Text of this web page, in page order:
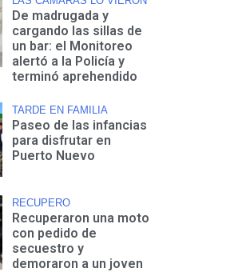
De madrugada y
cargando las sillas de
un bar: el Monitoreo
alertó a la Policía y
terminó aprehendido
TARDE EN FAMILIA
Paseo de las infancias
para disfrutar en
Puerto Nuevo
RECUPERO
Recuperaron una moto
con pedido de
secuestro y
demoraron a un joven